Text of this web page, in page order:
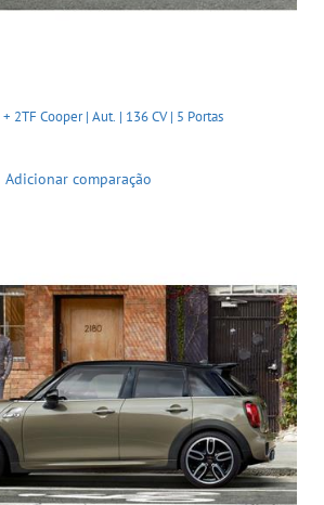
2TF Cooper | Aut. | 136 CV | 5 Portas
Adicionar comparação